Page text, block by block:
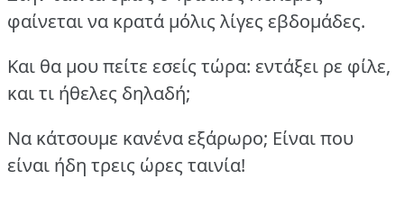
φαίνεται να κρατά μόλις λίγες εβδομάδες.
Και θα μου πείτε εσείς τώρα: εντάξει ρε φίλε,
και τι ήθελες δηλαδή;
Να κάτσουμε κανένα εξάρωρο; Είναι που
είναι ήδη τρεις ώρες ταινία!